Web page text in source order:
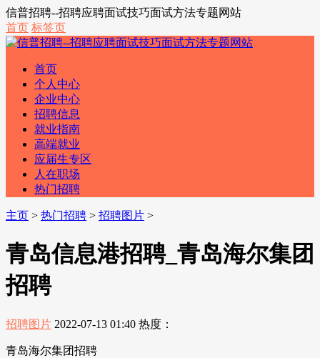
信普招聘--招聘应聘面试技巧面试方法专题网站
首页 标签页
首页
个人中心
企业中心
招聘信息
就业指南
高端就业
应届生专区
人在职场
热门招聘
主页 > 热门招聘 > 招聘图片 >
青岛信息港招聘_青岛海尔集团
招聘
招聘图片 2022-07-13 01:40 热度：
青岛海尔集团招聘